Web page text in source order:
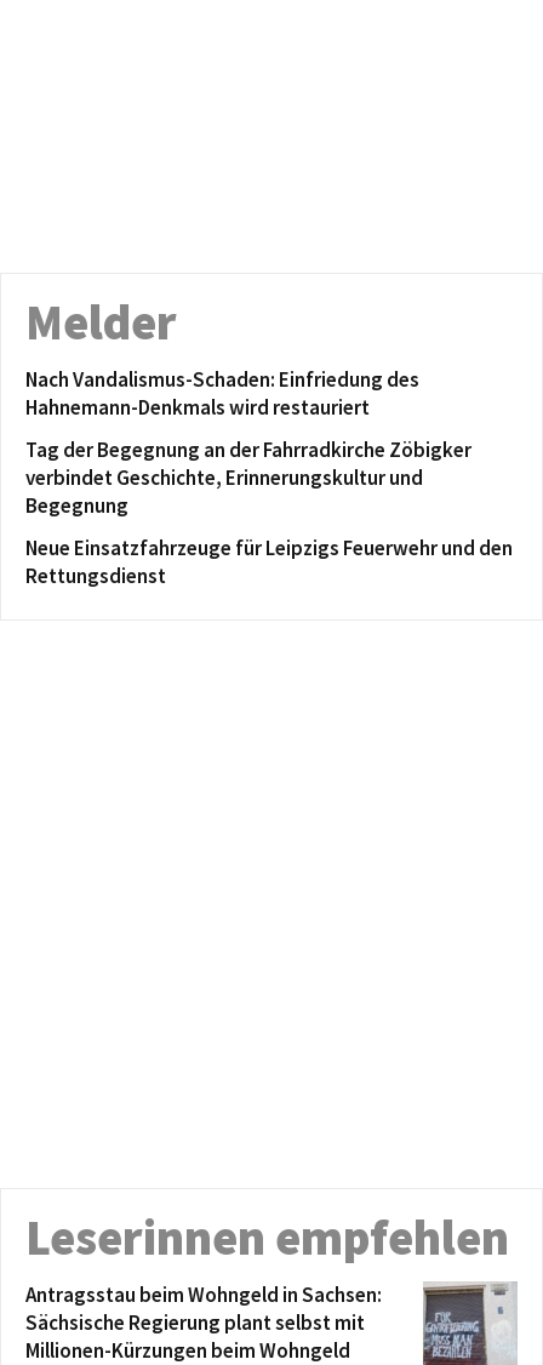
Melder
Nach Vandalismus-Schaden: Einfriedung des
Hahnemann-Denkmals wird restauriert
Tag der Begegnung an der Fahrradkirche Zöbigker
verbindet Geschichte, Erinnerungskultur und
Begegnung
Neue Einsatzfahrzeuge für Leipzigs Feuerwehr und den
Rettungsdienst
Leserinnen empfehlen
Antragsstau beim Wohngeld in Sachsen:
Sächsische Regierung plant selbst mit
Millionen-Kürzungen beim Wohngeld